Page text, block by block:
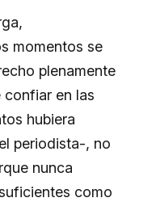
momentos se
plenamente
confiar en las
hubiera
periodista-, no
nunca
como